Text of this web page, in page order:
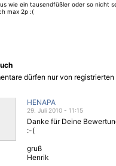
wie ein tausendfüßler oder so nicht
max 2p :(
dürfen nur von
HENAPA
29. Juli 2010 - 11:15
Danke für Deine
:-(
gruß
Henrik